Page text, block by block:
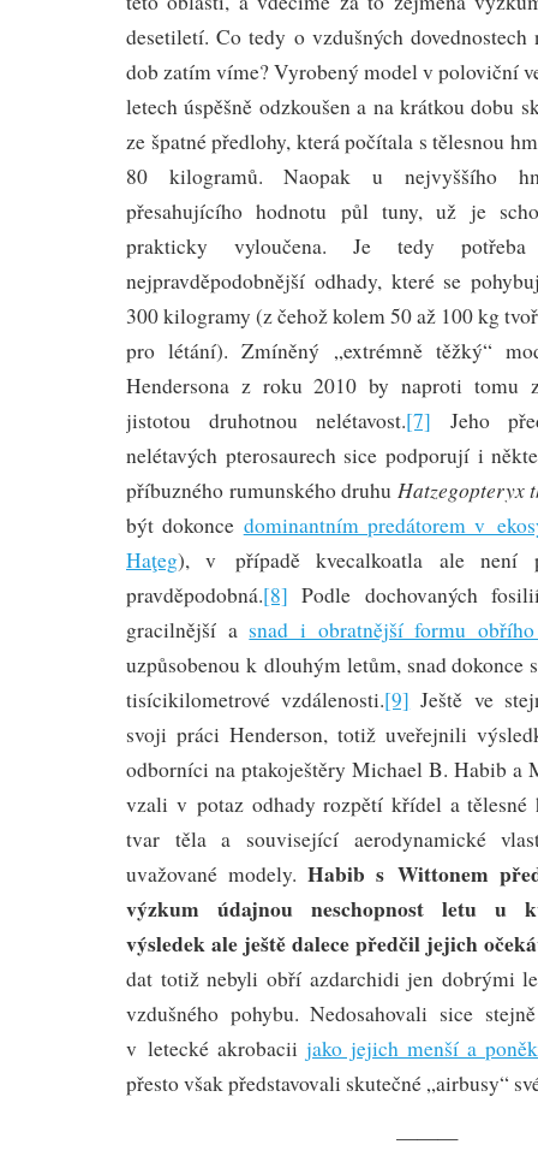
desetiletí. Co tedy o vzdušných dovednostech
dob zatím víme? Vyrobený model v poloviční
letech úspěšně odzkoušen a na krátkou dobu
ze špatné předlohy, která počítala s tělesnou
80 kilogramů. Naopak u nejvyššího
přesahujícího hodnotu půl tuny, už je
prakticky vyloučena. Je tedy
nejpravděpodobnější odhady, které se
300 kilogramy (z čehož kolem 50 až 100 kg
pro létání). Zmíněný „extrémně těžký“
Hendersona z roku 2010 by naproti tomu
jistotou druhotnou nelétavost.[7] Jeho
nelétavých pterosaurech sice podporují i
příbuzného rumunského druhu Hatzegopteryx
být dokonce dominantním predátorem v
Haţeg), v případě kvecalkoatla ale není
pravděpodobná.[8] Podle dochovaných
gracilnější a snad i obratnější formu obřího
uzpůsobenou k dlouhým letům, snad dokonce
tisícikilometrové vzdálenosti.[9] Ještě ve
svoji práci Henderson, totiž uveřejnili
odborníci na ptakoještěry Michael B. Habib a
vzali v potaz odhady rozpětí křídel a tělesné
tvar těla a související aerodynamické
uvažované modely.Habib s Wittonem
výzkum údajnou neschopnost letu u
výsledek ale ještě dalece předčil jejich
dat totiž nebyli obří azdarchidi jen dobrými
vzdušného pohybu. Nedosahovali sice
v letecké akrobaciijako jejich menší a
přesto však představovali skutečné „airbusy“
———